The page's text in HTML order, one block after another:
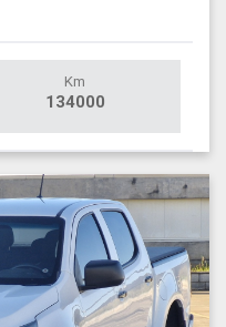
Km
134000